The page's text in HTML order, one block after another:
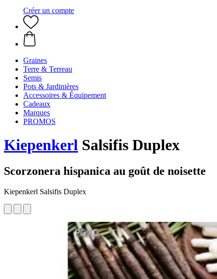
Créer un compte
Graines
Terre & Terreau
Semis
Pots & Jardinières
Accessoires & Équipement
Cadeaux
Marques
PROMOS
Kiepenkerl Salsifis Duplex
Scorzonera hispanica au goût de noisette
Kiepenkerl Salsifis Duplex